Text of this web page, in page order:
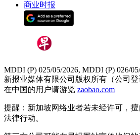
商业时报
MDDI (P) 025/05/2026, MDDI (P) 026/
新报业媒体有限公司版权所有（公司登
在中国的用户请游览 zaobao.com
提醒：新加坡网络业者若未经许可，
法律行动。